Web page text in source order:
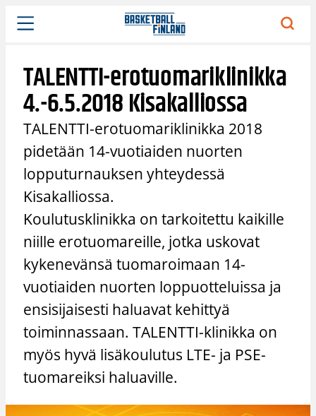
Siirry
sisältöön
TALENTTI-erotuomariklinikka
4.-6.5.2018 Kisakalliossa
TALENTTI-erotuomariklinikka 2018
pidetään 14-vuotiaiden nuorten
lopputurnauksen yhteydessä
Kisakalliossa.
Koulutusklinikka on tarkoitettu kaikille
niille erotuomareille, jotka uskovat
kykenevänsä tuomaroimaan 14-
vuotiaiden nuorten loppuotteluissa ja
ensisijaisesti haluavat kehittyä
toiminnassaan. TALENTTI-klinikka on
myös hyvä lisäkoulutus LTE- ja PSE-
tuomareiksi haluaville.